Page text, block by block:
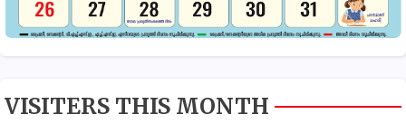
VISITERS THIS MONTH